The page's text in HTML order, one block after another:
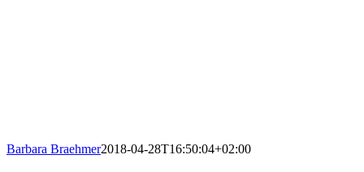
Barbara Braehmer2018-04-28T16:50:04+02:00